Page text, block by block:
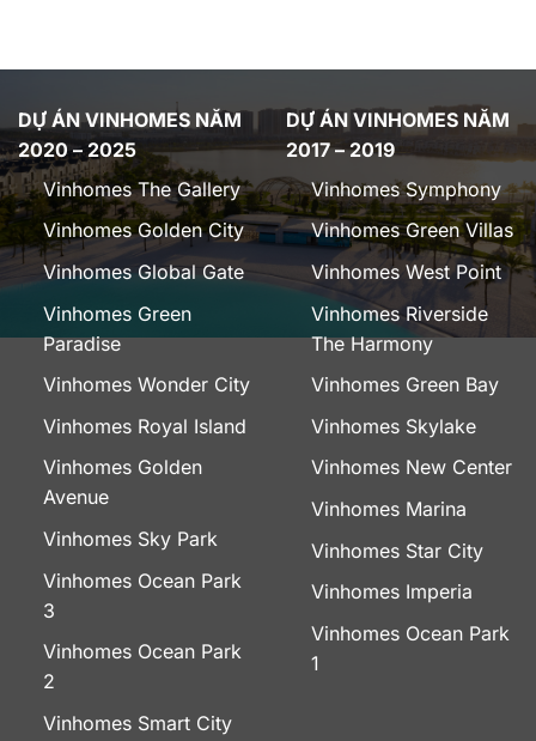
DỰ ÁN VINHOMES NĂM
2020 – 2025
Vinhomes The Gallery
Vinhomes Golden City
Vinhomes Global Gate
Vinhomes Green
Paradise
Vinhomes Wonder City
Vinhomes Royal Island
Vinhomes Golden
Avenue
Vinhomes Sky Park
Vinhomes Ocean Park
3
Vinhomes Ocean Park
2
Vinhomes Smart City
DỰ ÁN VINHOMES NĂM
2017 – 2019
Vinhomes Symphony
Vinhomes Green Villas
Vinhomes West Point
Vinhomes Riverside
The Harmony
Vinhomes Green Bay
Vinhomes Skylake
Vinhomes New Center
Vinhomes Marina
Vinhomes Star City
Vinhomes Imperia
Vinhomes Ocean Park
1